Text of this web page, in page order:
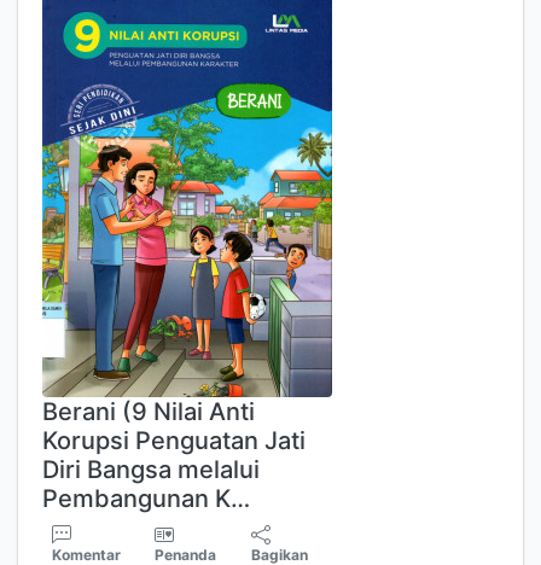
Berani (9 Nilai Anti
Korupsi Penguatan Jati
Diri Bangsa melalui
Pembangunan K…
Komentar Penanda Bagikan